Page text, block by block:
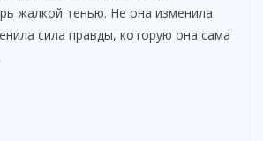
жалкой тенью. Не она изменила
сила правды, которую она сама